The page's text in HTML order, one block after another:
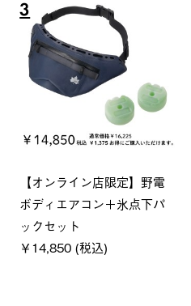
3
【オンライン店限定】野電
ボディエアコン＋氷点下パ
ックセット
￥14,850 (税込)